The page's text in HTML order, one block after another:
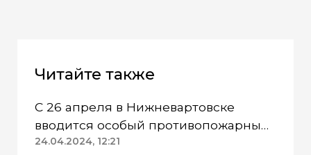
Читайте также
С 26 апреля в Нижневартовске
вводится особый противопожарный
режим
24.04.2024, 12:21